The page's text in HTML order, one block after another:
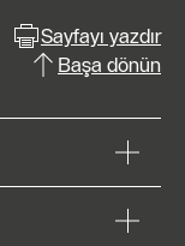
Sayfayı yazdır
Başa dönün